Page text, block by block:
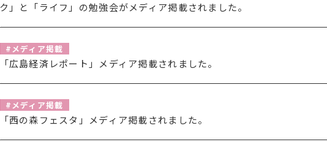
ク」と「ライフ」の勉強会がメディア掲載されました。
#メディア掲載
「広島経済レポート」メディア掲載されました。
#メディア掲載
「西の森フェスタ」メディア掲載されました。